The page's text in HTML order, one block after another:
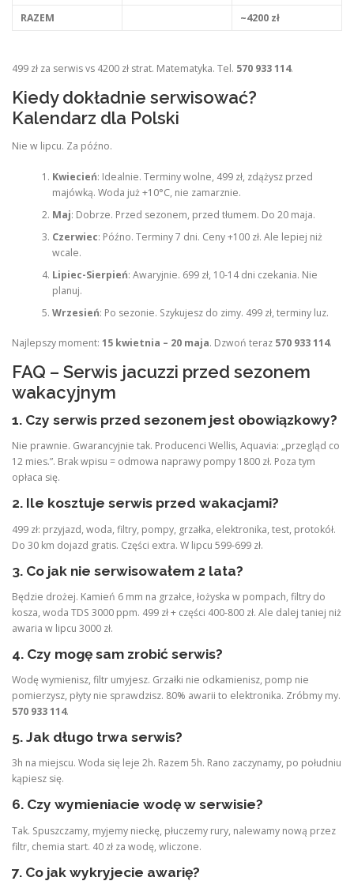
RAZEM ~4200 zł
499 zł za serwis vs 4200 zł strat. Matematyka. Tel. 570 933 114.
Kiedy dokładnie serwisować?
Kalendarz dla Polski
Nie w lipcu. Za późno.
Kwiecień: Idealnie. Terminy wolne, 499 zł, zdążysz przed
majówką. Woda już +10°C, nie zamarznie.
Maj: Dobrze. Przed sezonem, przed tłumem. Do 20 maja.
Czerwiec: Późno. Terminy 7 dni. Ceny +100 zł. Ale lepiej niż
wcale.
Lipiec-Sierpień: Awaryjnie. 699 zł, 10-14 dni czekania. Nie
planuj.
Wrzesień: Po sezonie. Szykujesz do zimy. 499 zł, terminy luz.
Najlepszy moment: 15 kwietnia – 20 maja. Dzwoń teraz 570 933 114.
FAQ – Serwis jacuzzi przed sezonem
wakacyjnym
1. Czy serwis przed sezonem jest obowiązkowy?
Nie prawnie. Gwarancyjnie tak. Producenci Wellis, Aquavia: „przegląd co
12 mies.”. Brak wpisu = odmowa naprawy pompy 1800 zł. Poza tym
opłaca się.
2. Ile kosztuje serwis przed wakacjami?
499 zł: przyjazd, woda, filtry, pompy, grzałka, elektronika, test, protokół.
Do 30 km dojazd gratis. Części extra. W lipcu 599-699 zł.
3. Co jak nie serwisowałem 2 lata?
Będzie drożej. Kamień 6 mm na grzałce, łożyska w pompach, filtry do
kosza, woda TDS 3000 ppm. 499 zł + części 400-800 zł. Ale dalej taniej niż
awaria w lipcu 3000 zł.
4. Czy mogę sam zrobić serwis?
Wodę wymienisz, filtr umyjesz. Grzałki nie odkamienisz, pomp nie
pomierzysz, płyty nie sprawdzisz. 80% awarii to elektronika. Zróbmy my.
570 933 114.
5. Jak długo trwa serwis?
3h na miejscu. Woda się leje 2h. Razem 5h. Rano zaczynamy, po południu
kąpiesz się.
6. Czy wymieniacie wodę w serwisie?
Tak. Spuszczamy, myjemy nieckę, płuczemy rury, nalewamy nową przez
filtr, chemia start. 40 zł za wodę, wliczone.
7. Co jak wykryjecie awarię?